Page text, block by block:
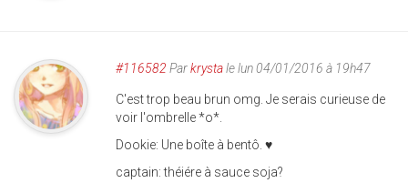
#116582 Parkrystale lun 04/01/2016 à 19h47
C'est trop beau brun omg. Je serais curieuse de
voir l'ombrelle *o*.
Dookie: Une boîte à bentô. ♥
captain: théiére à sauce soja?